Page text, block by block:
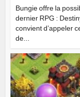
Bungie offre la
dernier RPG :
convient d’appeler
de...